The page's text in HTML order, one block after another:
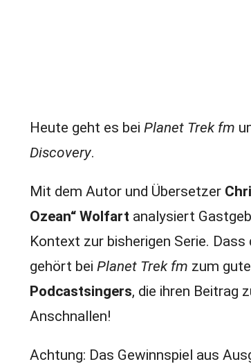
Heute geht es bei Planet Trek fm
Discovery.
Mit dem Autor und Übersetzer
Ozean“ Wolfart analysiert
Kontext zur bisherigen Serie.
gehört bei Planet Trek fm zum
Podcastsingers, die ihren Beitrag
Anschnallen!
Achtung: Das Gewinnspiel aus